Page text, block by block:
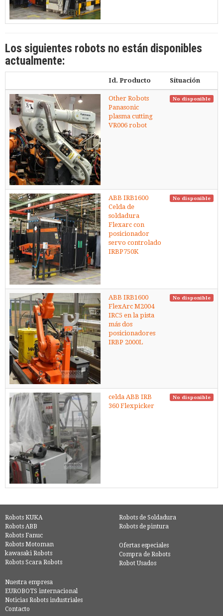
Los siguientes robots no están disponibles
actualmente:
Id. Producto Situación
Other Robots
Panasonic
plasma cutting
VR006 robot
No disponible
ABB IRB1600
Celda de
soldadura
Flexarc con
posicionador
servo controlado
IRBP750K
No disponible
ABB IRB1600
FlexArc M2004
IRC5 en la pista
más dos
posicionadores
IRBP 2000L
No disponible
celda ABB IRB
360 Flexpicker
No disponible
Robots KUKA
Robots ABB
Robots Fanuc
Robots Motoman
kawasaki Robots
Robots Scara Robots
Robots de Soldadura
Robots de pintura
Ofertas especiales
Compra de Robots
Robot Usados
Nuestra empresa
EUROBOTS internacional
Noticias Robots industriales
Contacto